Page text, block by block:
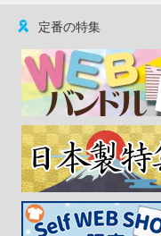
定番の特集